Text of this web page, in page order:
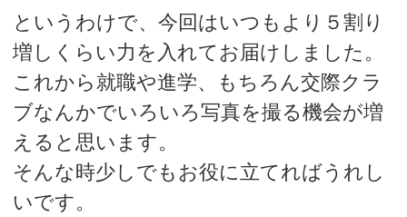
というわけで、今回はいつもより５割り
増しくらい力を入れてお届けしました。
これから就職や進学、もちろん交際クラ
ブなんかでいろいろ写真を撮る機会が増
えると思います。
そんな時少しでもお役に立てればうれし
いです。